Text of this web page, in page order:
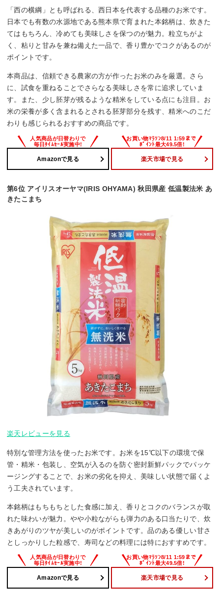
「西の横綱」とも呼ばれる、西日本を代表する品種のお米です。
日本でも有数の水源地である熊本県で育まれた本銘柄は、炊きた
てはもちろん、冷めても美味しさを保つのが魅力。粒立ちがよ
く、粘りと甘みを兼ね備えた一品で、香り豊かでコクがあるのが
ポイントです。
本商品は、信頼できる農家の方が作ったお米のみを厳選。さら
に、試食を重ねることでさらなる美味しさを常に追求していま
す。また、少し胚芽が残るような精米をしている点にも注目。お
米の栄養が多く含まれるとされる胚芽部分を残す、精米へのこだ
わりも感じられるおすすめの商品です。
Amazonで見る 楽天市場で見る
第6位 アイリスオーヤマ(IRIS OHYAMA) 秋田県産 低温製法米 あ
きたこまち
楽天レビューを見る
特別な管理方法を使ったお米です。お米を15℃以下の環境で保
管・精米・包装し、空気が入るのを防ぐ密封新鮮パックでパッケ
ージングすることで、お米の劣化を抑え、美味しい状態で届くよ
う工夫されています。
本銘柄はもちもちとした食感に加え、香りとコクのバランスが取
れた味わいが魅力。やや小粒ながらも弾力のある口当たりで、炊
きあがりのツヤが美しいのがポイントです。品のある優しい甘さ
としっかりした粒感で、寿司などの料理には特におすすめです。
Amazonで見る 楽天市場で見る